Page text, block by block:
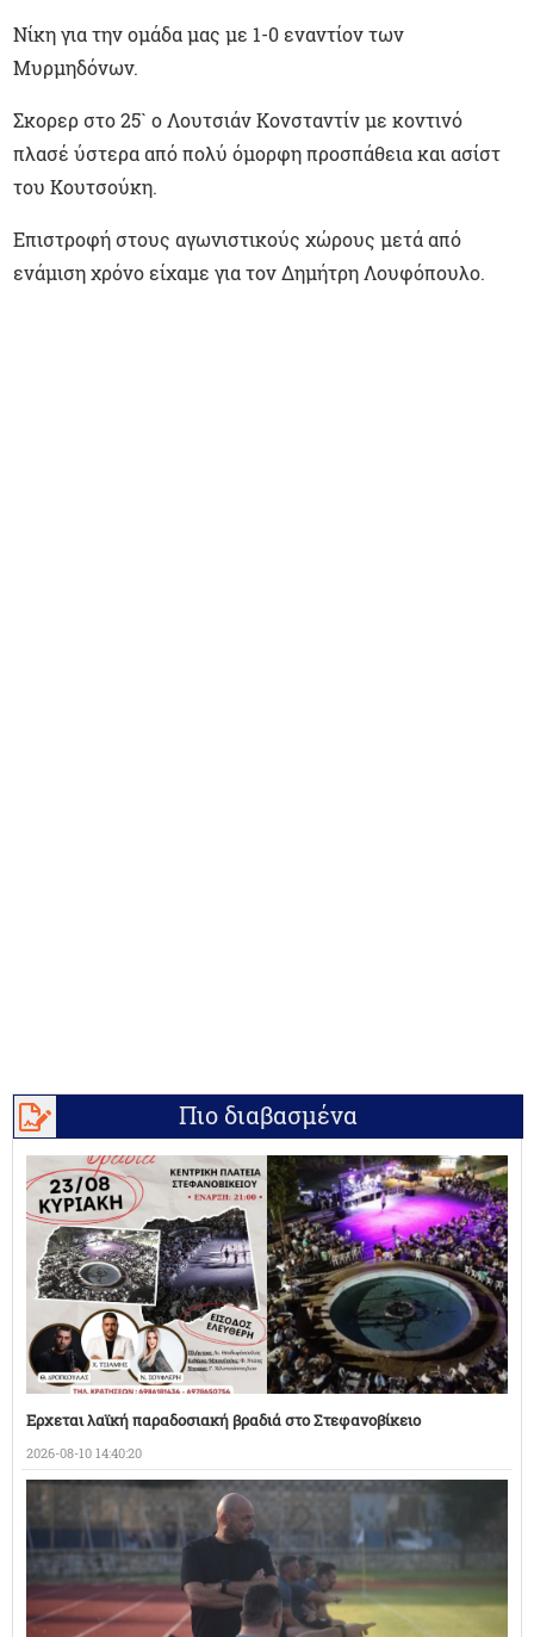
Νίκη για την ομάδα μας με 1-0 εναντίον των
Μυρμηδόνων.
Σκορερ στο 25` ο Λουτσιάν Κονσταντίν με κοντινό
πλασέ ύστερα από πολύ όμορφη προσπάθεια και ασίστ
του Κουτσούκη.
Επιστροφή στους αγωνιστικούς χώρους μετά από
ενάμιση χρόνο είχαμε για τον Δημήτρη Λουφόπουλο.
Πιο διαβασμένα
Ερχεται λαϊκή παραδοσιακή βραδιά στο Στεφανοβίκειο
2026-08-10 14:40:20